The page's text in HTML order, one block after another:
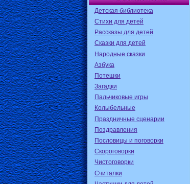
Детская библиотека
Стихи для детей
Рассказы для детей
Сказки для детей
Народные сказки
Азбука
Потешки
Загадки
Пальчиковые игры
Колыбельные
Праздничные сценарии
Поздравления
Пословицы и поговорки
Скороговорки
Чистоговорки
Считалки